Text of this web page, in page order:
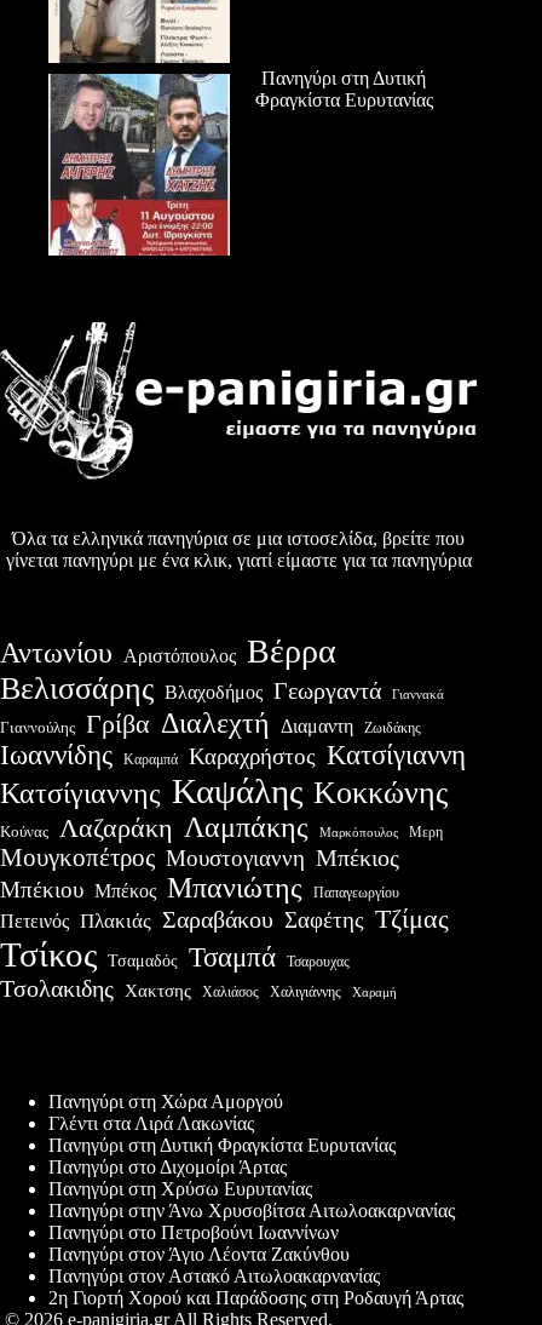
Πανηγύρι στη Δυτική
Φραγκίστα Ευρυτανίας
Όλα τα ελληνικά πανηγύρια σε μια ιστοσελίδα, βρείτε που
γίνεται πανηγύρι με ένα κλικ, γιατί είμαστε για τα πανηγύρια
Αντωνίου Αριστόπουλος Βέρρα
Βελισσάρης Βλαχοδήμος Γεωργαντά Γιαννακά
Γιαννούλης Γρίβα Διαλεχτή Διαμαντη Ζωιδάκης
Ιωαννίδης Καραμπά Καραχρήστος Κατσίγιαννη
Κατσίγιαννης Καψάλης Κοκκώνης
Κούνας Λαζαράκη Λαμπάκης Μαρκόπουλος Μερη
Μουγκοπέτρος Μουστογιαννη Μπέκιος
Μπέκιου Μπέκος Μπανιώτης Παπαγεωργίου
Πετεινός Πλακιάς Σαραβάκου Σαφέτης Τζίμας
Τσίκος Τσαμαδός Τσαμπά Τσαρουχας
Τσολακιδης Χακτσης Χαλιάσος Χαλιγιάννης Χαραμή
Πανηγύρι στη Χώρα Αμοργού
Γλέντι στα Λιρά Λακωνίας
Πανηγύρι στη Δυτική Φραγκίστα Ευρυτανίας
Πανηγύρι στο Διχομοίρι Άρτας
Πανηγύρι στη Χρύσω Ευρυτανίας
Πανηγύρι στην Άνω Χρυσοβίτσα Αιτωλοακαρνανίας
Πανηγύρι στο Πετροβούνι Ιωαννίνων
Πανηγύρι στον Άγιο Λέοντα Ζακύνθου
Πανηγύρι στον Αστακό Αιτωλοακαρνανίας
2η Γιορτή Χορού και Παράδοσης στη Ροδαυγή Άρτας
© 2026 e-panigiria.gr All Rights Reserved.